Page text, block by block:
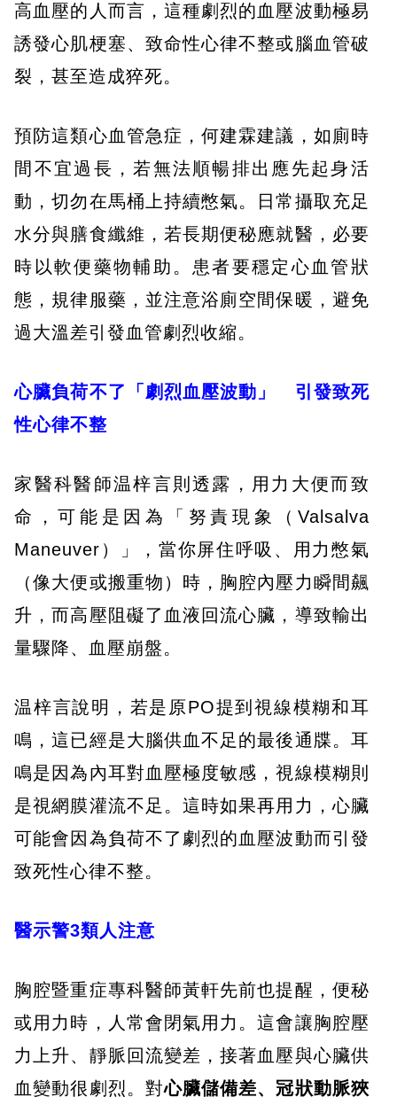
高血壓的人而言，這種劇烈的血壓波動極易
誘發心肌梗塞、致命性心律不整或腦血管破
裂，甚至造成猝死。
預防這類心血管急症，何建霖建議，如廁時
間不宜過長，若無法順暢排出應先起身活
動，切勿在馬桶上持續憋氣。日常攝取充足
水分與膳食纖維，若長期便秘應就醫，必要
時以軟便藥物輔助。患者要穩定心血管狀
態，規律服藥，並注意浴廁空間保暖，避免
過大溫差引發血管劇烈收縮。
心臟負荷不了「劇烈血壓波動」 引發致死
性心律不整
家醫科醫師温梓言則透露，用力大便而致
命，可能是因為「努責現象（Valsalva
Maneuver）」，當你屏住呼吸、用力憋氣
（像大便或搬重物）時，胸腔內壓力瞬間飆
升，而高壓阻礙了血液回流心臟，導致輸出
量驟降、血壓崩盤。
温梓言說明，若是原PO提到視線模糊和耳
鳴，這已經是大腦供血不足的最後通牒。耳
鳴是因為內耳對血壓極度敏感，視線模糊則
是視網膜灌流不足。這時如果再用力，心臟
可能會因為負荷不了劇烈的血壓波動而引發
致死性心律不整。
醫示警3類人注意
胸腔暨重症專科醫師黃軒先前也提醒，便秘
或用力時，人常會閉氣用力。這會讓胸腔壓
力上升、靜脈回流變差，接著血壓與心臟供
血變動很劇烈。對心臟儲備差、冠狀動脈狹